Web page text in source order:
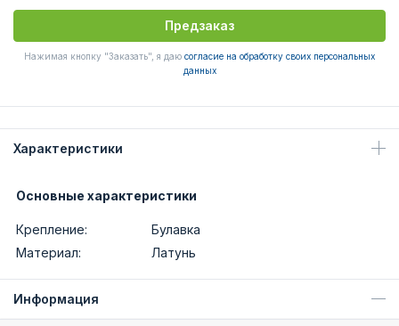
Предзаказ
Нажимая кнопку "Заказать", я даю согласие на обработку своих персональных
данных
Характеристики
Основные характеристики
Крепление:
Булавка
Материал:
Латунь
Информация